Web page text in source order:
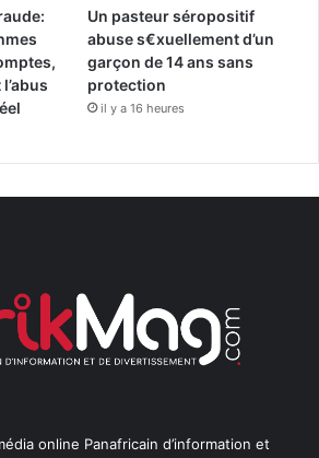
Un pasteur séropositif
abuse s€xuellement d’un
garçon de 14 ans sans
protection
il y a 16 heures
online Panafricain d’information et